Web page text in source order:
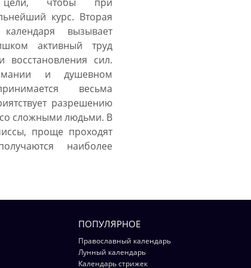
курс. Вторая
вызывает
активный труд
восстановления сил.
и душевном
весьма
разрешению
сложными людьми. В
проще проходят
наиболее
ПОПУЛЯРНОЕ
Православный календарь
Лунный календарь
Календарь стрижек